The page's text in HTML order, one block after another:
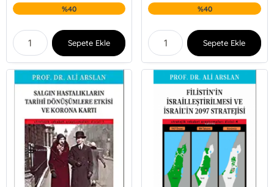
%40
Sepete Ekle
%40
Sepete Ekle